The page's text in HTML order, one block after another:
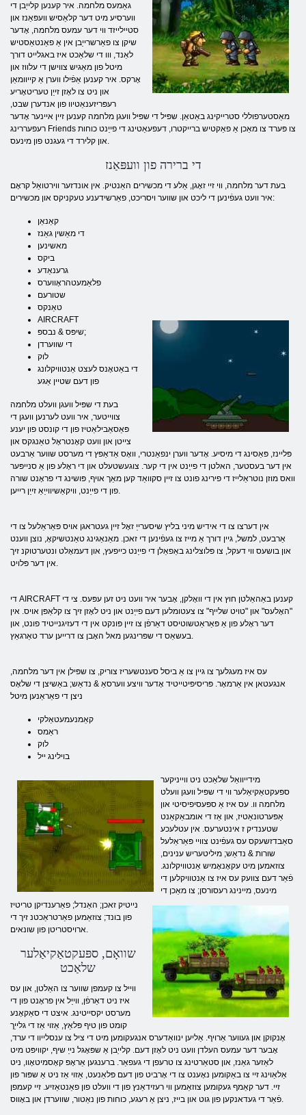
גאַמעס מלחמה. איר קענען קלייַבן די
ווערסיע מיט דער קלאַסיש וועפּאַנז און
סטיילייזד ווי דער עמעס מלחמה, אָדער
שיקן צו פאַרשרייַבן אין אַ פאַנטאַסטיש
לאַנד, ווו די שלאַכט איז באגלייט דורך
מיטל פון מאַגיש צווישן די עלווז און
אָרקס. איר קענען אַפֿילו ווערן אַ קייוומאַן
און ניט צו לאָזן זייַן טעריטאָריע
רעפּריזענאַטיוו פון אנדערן שבט,
מאַסטערפוללי סטרייקינג באַטאַן. שפּיל די שפּיל וועגן מלחמה קענען זיין איינער אָדער
רעפעררינג Friends צו פּערד צו מאַכן אַ פאַקטיש ברייקטרו, דעפעאַטינג די פייַנט כוחות
און קלירד די געגנט פון מינעס.
די ברירה פון וועפּאַנז
בעת דער מלחמה, ווי זיי זאָגן, אַלע די מכשירים האַנטיק. אין אונדזער ווירטואַל קראָם
איר וועט געפֿינען די ליכט און שווער ויסריכט, פאַרשידענע טעקניקס און מכשירים:
קאַנאַן
די מאַשין גאַנז
מאשינען
ביקס
גרענאַדע
פלאַמעטהראָווערס
שטורעם
טאַנקס
AIRCRAFT
שיפּס & נבספּ;
די שווערדן
לוק
די באַטאָנס לעצט אַנטוויקלונג
פון דעם שטיין אַגע
בעת די שפּיל וועגן וועלט מלחמה
צווייטער, איר וועט לערנען וועגן די
פּאַסאַבילאַטיז פון די קונסט פון יענע
צייטן און וועט קאָנטראָל טאַנגקס און
פּליינז, פּאַסינג די מיסיע. אָדער ווערן ינפאַנטרי, וואָס אַדאַפּץ די מערסט שווער אַרבעט
אין דער בעסטער, האלטן די פייַנט אין די קער. צוגעשטעלט און די ראָלע פון ​​אַ סנייפּער
וואס מוזן נוטראַלייז די פירינג פונט צו זיין סקוואַד קען מאַך אויף, פּושינג די פראָנט שורה
פון די פייַנט, וויקאַשיווייַאַ זייַן רייען.
אין דערצו צו די אידיש מיני בליץ שיסערייַ זאָל זיין געטראגן אויס פּאַראַלעל צו די
אַרבעט, למשל, גיין דורך אַ מייז צו געפֿינען די זאכן. מאַנאַגינג טאַנטשיקאָ, נוצן ווענט
און בושעס ווי דעקל, צו פּלוצלינג באַפאַלן די פייַנט כייפעץ, און דעמאָלט ונטערטוקנ זיך
אין דער פּלויט.
די AIRCRAFT קענען באַהאַלטן חוץ אין די וואָלקן, אָבער איר וועט ניט זען עפּעס. צי די
"האָלעס" און "טויט שלייף" צו צעטומלען דעם פייַנט און ניט לאָזן זיך צו קלאַפּן אויס. אין
דער ראָלע פון ​​אַ פּאַראַטשוטיסט דאַרפֿן צו זיין פּונקט אין די דעזיגנייטיד פונט, און
בעשאַס די שפּרינגען מאל האָבן צו דרייען ערד טאַרגאַץ.
עס איז מעגלעך צו גיין צו אַ ביסל סענטשעריז צוריק, צו שפּילן אין דער מלחמה,
אנגעטאן אין אַרמאָר. פּריסיפּיטייטיד אָדער וויצע ווערסאַ & נדאַש; באַשיצן די שלאָס
ניצן די פאַראַנען מיטל
קאַמנעמעטאַלקי
ראַמס
לוק
בוילינג ייל
מידייוואַל שלאַכט ניט ווייניקער
ספּעקטאַקיאַלער ווי די שפּיל וועגן וועלט
מלחמה וו. עס איז אַ ספּעסיפיסיטי און
אַפּערטונאַטיז, און אַז די אומבאַקאַנט
שטענדיק ז אינטערעס. אין עטלעכע
סאַבדזשעקס עס געפֿינט צוויי פּאַראַלעל
שורות & נדאַש; מיליטעריש ענינים,
צוזאמען מיט עקאָנאָמיש אַנטוויקלונג.
פֿאַר דעם צוועק עס איז צו אַנטוויקלען די
מינעס, מיינינג רעסורסן; צו מאַכן די
נייטיק זאכן; האַנדל; פאַרענדיקן טריטיז
פון בונד; צוזאַמען פאַרטראַכטנ זיך די
ארויסטריטן פון שונאים.
שוואָם, ספּעקטאַקיאַלער
שלאַכט
ווייל צו קעמפן שווער צו האַלטן, און עס
איז ניט דאַרפֿן, ווייַל אין פראָנט פון די
מערסט יקסייטינג. איצט די סאַקאָנע
קומט פון טיף פּלאַץ, אַזוי אַז די גלייַך
אָנקוקן און געווער אַרויף. אַליען ינוואַדערס אנגעקומען מיט די ציל צו ענסלייוו די ערד,
אָבער דער עמעס העלדן וועט ניט לאָזן דעם. קלייַבן אַ שפּאָגל נייַ שיף, יקוויפּט מיט
לאַזער גאַנז, און סטאַרטינג צו טרעפן די געפאַר. ברענגען אַראָפּ קאָסמיטאָוו, ניט
אַלאַוינג זיי צו באַקומען נאָענט צו די אָרביט פון דעם פּלאַנעט, אַזוי אַז ניט אַ שפּור פון
זיי. דער קאַמף געקומען צוזאַמען ווי רעזידאַנץ פון די וועלט פון פאַנטאַזיע. זיי קעמפן
פֿאַר די געדאנקען פון גוט און בייז, ניצן אַ רעגע, כוחות פון נאַטור, שווערדן און באָווס.